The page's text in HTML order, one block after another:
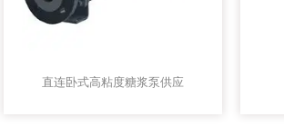
直连卧式高粘度糖浆泵供应